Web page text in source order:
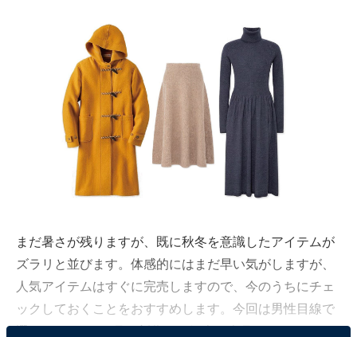
まだ暑さが残りますが、既に秋冬を意識したアイテムが
ズラリと並びます。体感的にはまだ早い気がしますが、
人気アイテムはすぐに完売しますので、今のうちにチェ
ックしておくことをおすすめします。今回は男性目線で